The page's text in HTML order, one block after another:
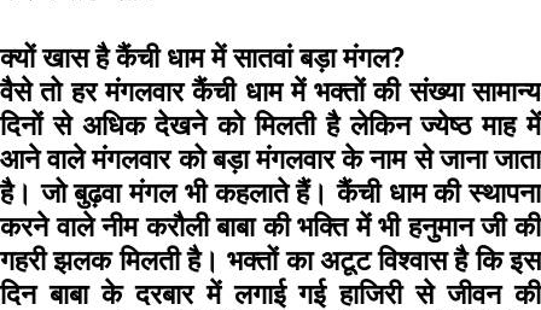
क्यों खास है कैंची धाम में सातवां बड़ा मंगल?
वैसे तो हर मंगलवार कैंची धाम में भक्तों की संख्या सामान्य
दिनों से अधिक देखने को मिलती है लेकिन ज्येष्ठ माह में
आने वाले मंगलवार को बड़ा मंगलवार के नाम से जाना जाता
है। जो बुढ़वा मंगल भी कहलाते हैं। कैंची धाम की स्थापना
करने वाले नीम करौली बाबा की भक्ति में भी हनुमान जी की
गहरी झलक मिलती है। भक्तों का अटूट विश्वास है कि इस
दिन बाबा के दरबार में लगाई गई हाजिरी से जीवन की